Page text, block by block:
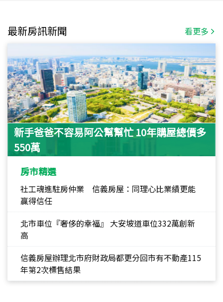
最新房訊新聞 看更多
新手爸爸不容易阿公幫幫忙 10年購屋總價多
550萬
房市精選
社工魂進駐房仲業 信義房屋：同理心比業績更能
贏得信任
北市車位『奢侈的幸福』 大安坡道車位332萬創新
高
信義房屋辦理北市府財政局都更分回市有不動產115
年第2次標售結果